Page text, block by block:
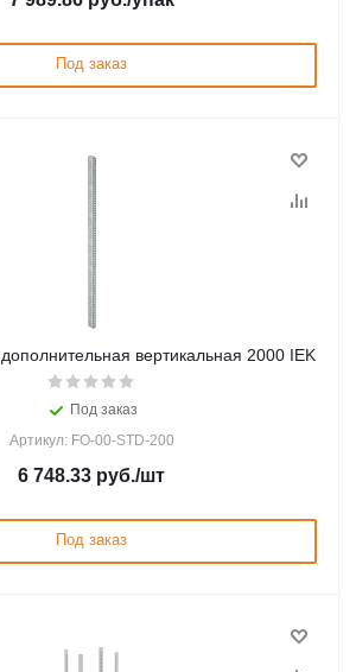
Под заказ
вертикальная 2000 IEK
Под заказ
Артикул: FO-00-STD-200
6 748.33 руб./шт
Под заказ